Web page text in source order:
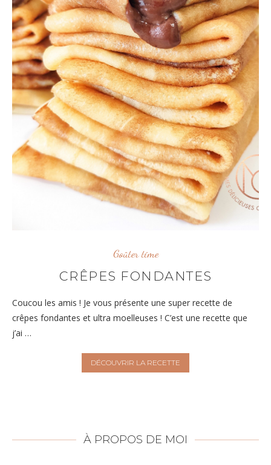
Goûter time
CRÊPES FONDANTES
Coucou les amis ! Je vous présente une super recette de
crêpes fondantes et ultra moelleuses ! C’est une recette que
j’ai …
DÉCOUVRIR LA RECETTE
À PROPOS DE MOI